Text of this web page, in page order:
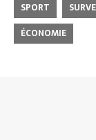
SPORT
ÉCONOMIE